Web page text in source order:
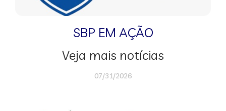
SBP EM AÇÃO
Veja mais notícias
07/31/2026